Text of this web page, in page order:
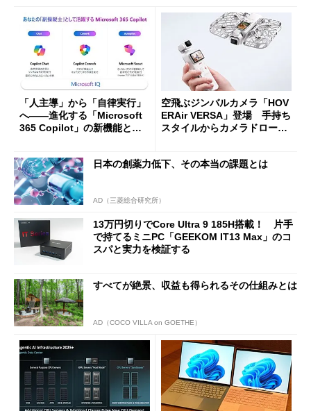
「人主導」から「自律実行」
へ――進化する「Microsoft
365 Copilot」の新機能とエ
空飛ぶジンバルカメラ「HOV
ERAir VERSA」登場 手持ち
スタイルからカメラドローン
日本の創薬力低下、その本当の課題とは
AD（三菱総合研究所）
13万円切りでCore Ultra 9 185H搭載！ 片手
で持てるミニPC「GEEKOM IT13 Max」のコ
スパと実力を検証する
すべてが絶景、収益も得られるその仕組みとは
AD（COCO VILLA on GOETHE）